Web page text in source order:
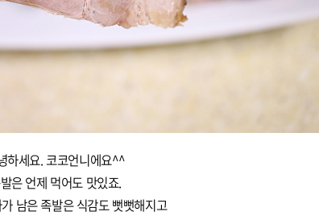
하세요. 코코언니에요^^
은 언제 먹어도 맛있죠.
남은 족발은 식감도 뻣뻣해지고